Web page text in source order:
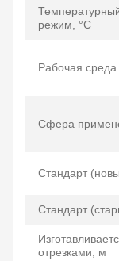
режим, °C
Рабочая среда
Сфера
Стандарт
Стандарт
отрезками, м